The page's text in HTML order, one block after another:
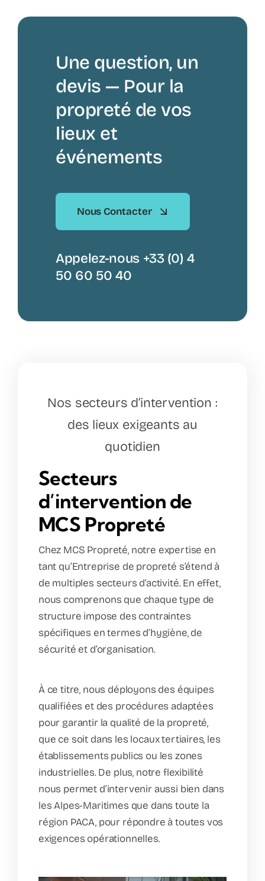
Une question, un
devis — Pour la
propreté de vos
lieux et
événements
Nous Contacter
Appelez-nous +33 (0) 4
50 60 50 40
Nos secteurs d’intervention :
des lieux exigeants au
quotidien
Secteurs
d’intervention de
MCS Propreté
Chez MCS Propreté, notre expertise en
tant qu’Entreprise de propreté s’étend à
de multiples secteurs d’activité. En effet,
nous comprenons que chaque type de
structure impose des contraintes
spécifiques en termes d’hygiène, de
sécurité et d’organisation.
À ce titre, nous déployons des équipes
qualifiées et des procédures adaptées
pour garantir la qualité de la propreté,
que ce soit dans les locaux tertiaires, les
établissements publics ou les zones
industrielles. De plus, notre flexibilité
nous permet d’intervenir aussi bien dans
les Alpes-Maritimes que dans toute la
région PACA, pour répondre à toutes vos
exigences opérationnelles.